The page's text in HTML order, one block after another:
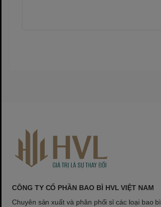
CÔNG TY CỔ PHẦN BAO BÌ HVL VIỆT NAM
Chuyên sản xuất và phân phối sỉ các loại bao bì